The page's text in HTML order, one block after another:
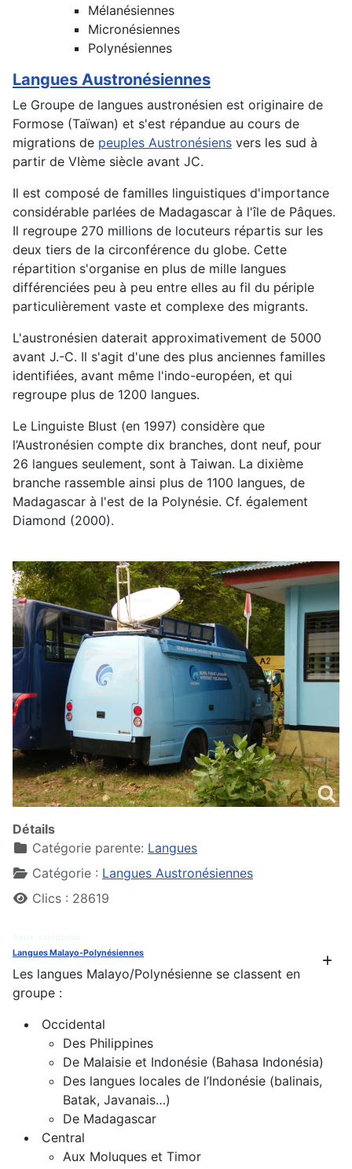
Mélanésiennes
Micronésiennes
Polynésiennes
Langues Austronésiennes
Le Groupe de langues austronésien est originaire de
Formose (Taïwan) et s'est répandue au cours de
migrations de peuples Austronésiens vers les sud à
partir de VIème siècle avant JC.
Il est composé de familles linguistiques d'importance
considérable parlées de Madagascar à l'île de Pâques.
Il regroupe 270 millions de locuteurs répartis sur les
deux tiers de la circonférence du globe. Cette
répartition s'organise en plus de mille langues
différenciées peu à peu entre elles au fil du périple
particulièrement vaste et complexe des migrants.
L'austronésien daterait approximativement de 5000
avant J.-C. Il s'agit d'une des plus anciennes familles
identifiées, avant même l'indo-européen, et qui
regroupe plus de 1200 langues.
Le Linguiste Blust (en 1997) considère que
l’Austronésien compte dix branches, dont neuf, pour
26 langues seulement, sont à Taiwan. La dixième
branche rassemble ainsi plus de 1100 langues, de
Madagascar à l'est de la Polynésie. Cf. également
Diamond (2000).
Détails
Catégorie parente: Langues
Catégorie : Langues Austronésiennes
Clics : 28619
Langues Malayo-Polynésiennes
Les langues Malayo/Polynésienne se classent en
groupe :
Occidental
Des Philippines
De Malaisie et Indonésie (Bahasa Indonésia)
Des langues locales de l’Indonésie (balinais,
Batak, Javanais…)
De Madagascar
Central
Aux Moluques et Timor